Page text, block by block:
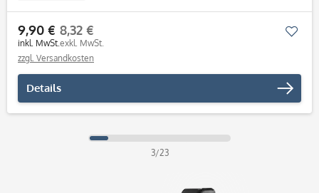
9,90 €
inkl. MwSt.
8,32 €
exkl. MwSt.
zzgl. Versandkosten
Details
3/23